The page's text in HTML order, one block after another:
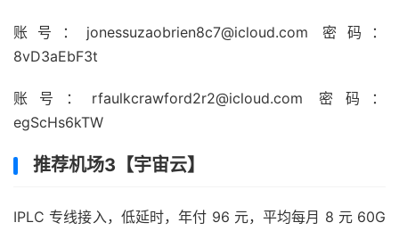
账号： jonessuzaobrien8c7@icloud.com 密码：
8vD3aEbF3t
账号： rfaulkcrawford2r2@icloud.com 密码：
egScHs6kTW
推荐机场3【宇宙云】
IPLC 专线接入，低延时，年付 96 元，平均每月 8 元 60G